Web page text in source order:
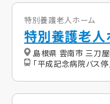
特別養護老人ホーム
特別養護老人
島根県 雲南市 三刀
「平成記念病院バス停